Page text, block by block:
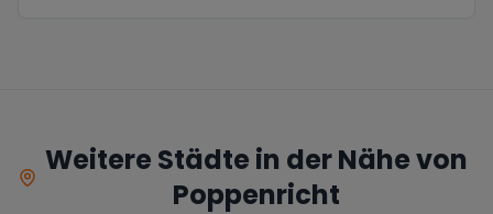
Weitere Städte in der Nähe von
Poppenricht